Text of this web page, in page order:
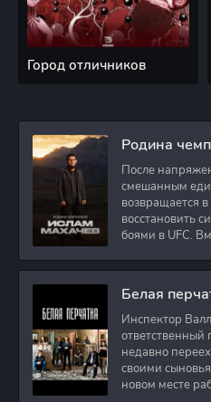
Город отличников
Родина
После
смешанным
возвращается
восстановить
боями в UFC.
Белая
Инспектор
ответственный
недавно
своими
новом месте